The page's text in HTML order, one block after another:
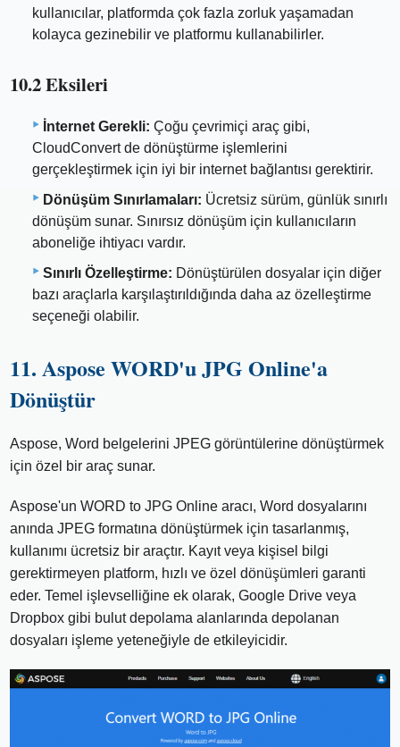
kullanıcılar, platformda çok fazla zorluk yaşamadan
kolayca gezinebilir ve platformu kullanabilirler.
10.2 Eksileri
İnternet Gerekli: Çoğu çevrimiçi araç gibi,
CloudConvert de dönüştürme işlemlerini
gerçekleştirmek için iyi bir internet bağlantısı gerektirir.
Dönüşüm Sınırlamaları: Ücretsiz sürüm, günlük sınırlı
dönüşüm sunar. Sınırsız dönüşüm için kullanıcıların
aboneliğe ihtiyacı vardır.
Sınırlı Özelleştirme: Dönüştürülen dosyalar için diğer
bazı araçlarla karşılaştırıldığında daha az özelleştirme
seçeneği olabilir.
11. Aspose WORD'u JPG Online'a
Dönüştür
Aspose, Word belgelerini JPEG görüntülerine dönüştürmek
için özel bir araç sunar.
Aspose'un WORD to JPG Online aracı, Word dosyalarını
anında JPEG formatına dönüştürmek için tasarlanmış,
kullanımı ücretsiz bir araçtır. Kayıt veya kişisel bilgi
gerektirmeyen platform, hızlı ve özel dönüşümleri garanti
eder. Temel işlevselliğine ek olarak, Google Drive veya
Dropbox gibi bulut depolama alanlarında depolanan
dosyaları işleme yeteneğiyle de etkileyicidir.